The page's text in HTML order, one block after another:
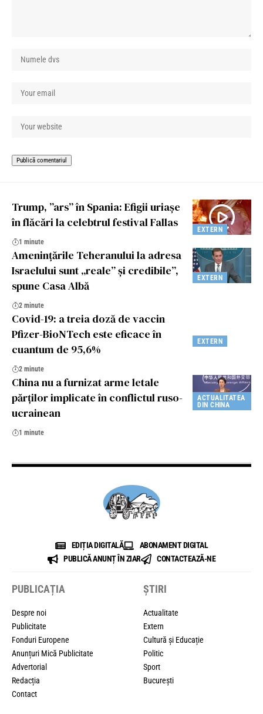
EXTERN
Trump, ”ars” în Spania: Efigii uriașe
în flăcări la celebtrul festival Fallas
1 minute
EXTERN
Amenințările Teheranului la adresa
Israelului sunt „reale” și credibile”,
spune Casa Albă
2 minute
EXTERN
Covid-19: a treia doză de vaccin
Pfizer-BioNTech este eficace în
cuantum de 95,6%
2 minute
ACTUALITATEA
DIN CHINA
China nu a furnizat arme letale
părților implicate în conflictul ruso-
ucrainean
1 minute
EDIȚIA DIGITALĂ
ABONAMENT DIGITAL
PUBLICĂ ANUNȚ ÎN ZIAR
CONTACTEAZĂ-NE
PUBLICAȚIA
Despre noi
Publicitate
Fonduri Europene
Anunțuri Mică Publicitate
Advertorial
Redacția
Contact
ȘTIRI
Actualitate
Extern
Cultură și Educație
Politic
Sport
București